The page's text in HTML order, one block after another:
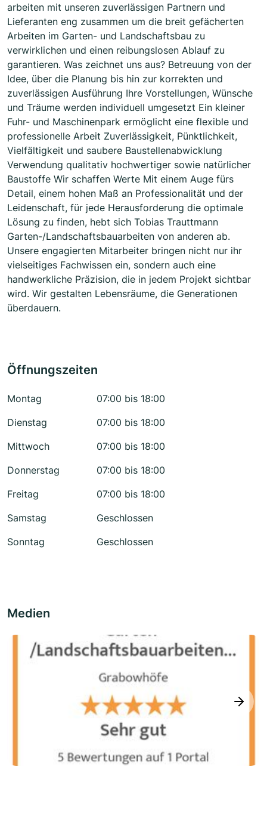
arbeiten mit unseren zuverlässigen Partnern und
Lieferanten eng zusammen um die breit gefächerten
Arbeiten im Garten- und Landschaftsbau zu
verwirklichen und einen reibungslosen Ablauf zu
garantieren. Was zeichnet uns aus? Betreuung von der
Idee, über die Planung bis hin zur korrekten und
zuverlässigen Ausführung Ihre Vorstellungen, Wünsche
und Träume werden individuell umgesetzt Ein kleiner
Fuhr- und Maschinenpark ermöglicht eine flexible und
professionelle Arbeit Zuverlässigkeit, Pünktlichkeit,
Vielfältigkeit und saubere Baustellenabwicklung
Verwendung qualitativ hochwertiger sowie natürlicher
Baustoffe Wir schaffen Werte Mit einem Auge fürs
Detail, einem hohen Maß an Professionalität und der
Leidenschaft, für jede Herausforderung die optimale
Lösung zu finden, hebt sich Tobias Trauttmann
Garten-/Landschaftsbauarbeiten von anderen ab.
Unsere engagierten Mitarbeiter bringen nicht nur ihr
vielseitiges Fachwissen ein, sondern auch eine
handwerkliche Präzision, die in jedem Projekt sichtbar
wird. Wir gestalten Lebensräume, die Generationen
überdauern.
Öffnungszeiten
Montag
07:00 bis 18:00
Dienstag
07:00 bis 18:00
Mittwoch
07:00 bis 18:00
Donnerstag
07:00 bis 18:00
Freitag
07:00 bis 18:00
Samstag
Geschlossen
Sonntag
Geschlossen
Medien
next